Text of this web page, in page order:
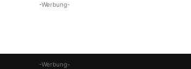
-Werbung-
-Werbung-